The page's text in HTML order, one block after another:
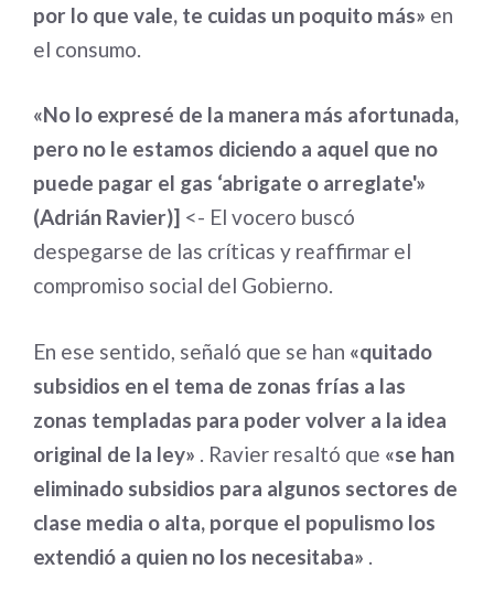
por lo que vale, te cuidas un poquito más» en
el consumo.
«No lo expresé de la manera más afortunada,
pero no le estamos diciendo a aquel que no
puede pagar el gas ‘abrigate o arreglate'»
(Adrián Ravier)] <- El vocero buscó
despegarse de las críticas y reaffirmar el
compromiso social del Gobierno.
En ese sentido, señaló que se han «quitado
subsidios en el tema de zonas frías a las
zonas templadas para poder volver a la idea
original de la ley» . Ravier resaltó que «se han
eliminado subsidios para algunos sectores de
clase media o alta, porque el populismo los
extendió a quien no los necesitaba» .